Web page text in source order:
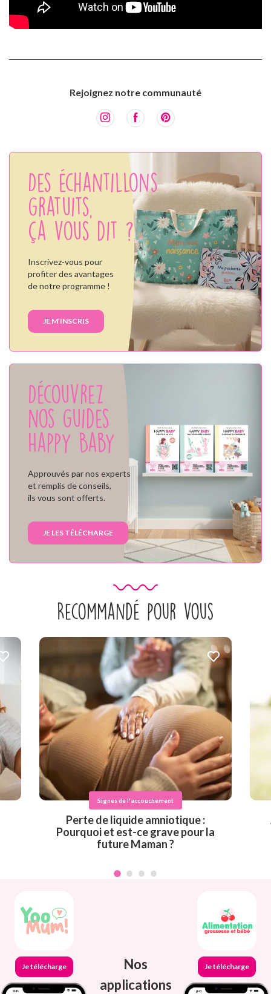
Rejoignez notre communauté
Des échantillons
gratuits,
ça vous dit ?
Inscrivez-vous pour
profiter des avantages
de notre programme !
JE M’INSCRIS
Découvrez
nos guides
Happy Baby
Approuvés par nos experts
et remplis de conseils,
ils vous sont offerts.
JE LES TÉLÉCHARGE
Recommandé pour vous
Signes de l'accouchement
Perte de liquide amniotique :
Pourquoi et est-ce grave pour la
future Maman ?
Je télécharge
Nos
applications
Je télécharge